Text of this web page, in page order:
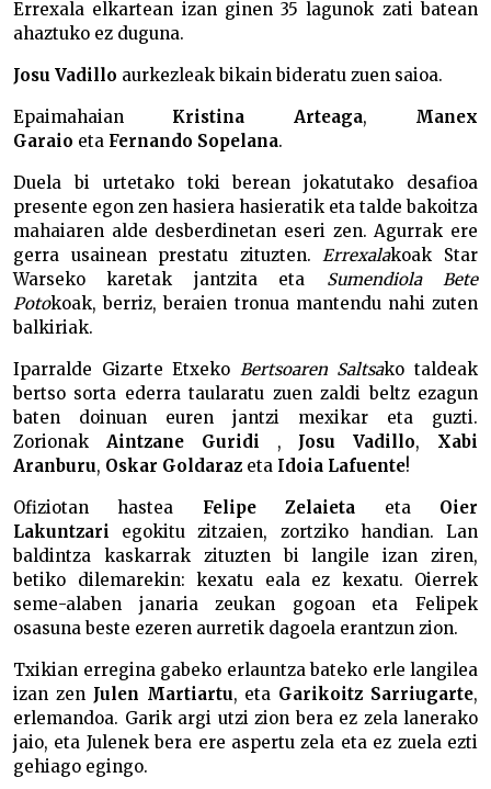
Errexala elkartean izan ginen 35 lagunok zati batean
ahaztuko ez duguna.
Josu Vadillo aurkezleak bikain bideratu zuen saioa.
Epaimahaian Kristina Arteaga, Manex
Garaio eta Fernando Sopelana.
Duela bi urtetako toki berean jokatutako desafioa
presente egon zen hasiera hasieratik eta talde bakoitza
mahaiaren alde desberdinetan eseri zen. Agurrak ere
gerra usainean prestatu zituzten.Errexalakoak Star
Warseko karetak jantzita eta Sumendiola Bete
Potokoak, berriz, beraien tronua mantendu nahi zuten
balkiriak.
Iparralde Gizarte Etxeko Bertsoaren Saltsako taldeak
bertso sorta ederra taularatu zuen zaldi beltz ezagun
baten doinuan euren jantzi mexikar eta guzti.
Zorionak Aintzane Guridi , Josu Vadillo, Xabi
Aranburu, Oskar Goldaraz eta Idoia Lafuente!
Ofiziotan hastea Felipe Zelaieta eta Oier
Lakuntzari egokitu zitzaien, zortziko handian. Lan
baldintza kaskarrak zituzten bi langile izan ziren,
betiko dilemarekin: kexatu eala ez kexatu. Oierrek
seme-alaben janaria zeukan gogoan eta Felipek
osasuna beste ezeren aurretik dagoela erantzun zion.
Txikian erregina gabeko erlauntza bateko erle langilea
izan zen Julen Martiartu, eta Garikoitz Sarriugarte,
erlemandoa. Garik argi utzi zion bera ez zela lanerako
jaio, eta Julenek bera ere aspertu zela eta ez zuela ezti
gehiago egingo.